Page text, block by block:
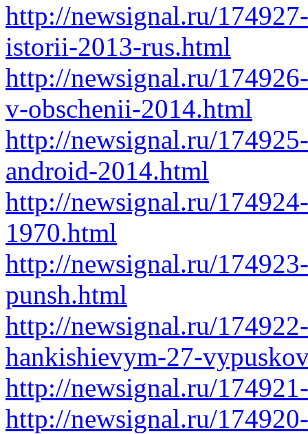
http://newsignal.ru/
istorii-2013-rus.html
http://newsignal.ru/
v-obschenii-2014.html
http://newsignal.ru/
android-2014.html
http://newsignal.ru/
1970.html
http://newsignal.ru/
punsh.html
http://newsignal.ru/
hankishievym-27-
http://newsignal.ru/
http://newsignal.ru/